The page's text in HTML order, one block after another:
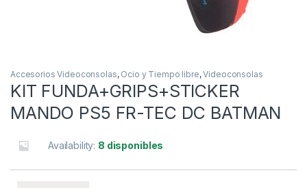
Accesorios Videoconsolas, Ocio y Tiempo libre,Videoconsolas
KIT FUNDA+GRIPS+STICKER
MANDO PS5 FR-TEC DC BATMAN
Availability: 8 disponibles